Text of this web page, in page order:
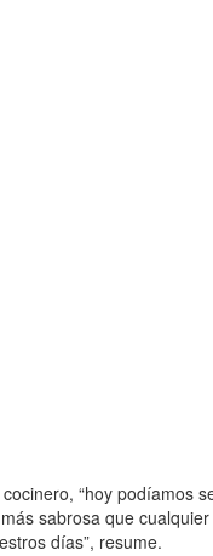
“hoy podíamos
sabrosa que
días”, resume.